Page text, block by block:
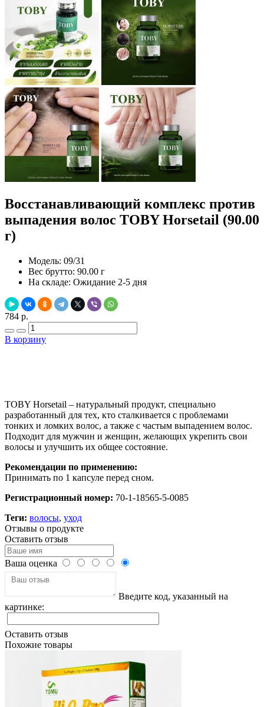
Восстанавливающий комплекс против
выпадения волос TOBY Horsetail (90.00
г)
Модель: 09/31
Вес брутто: 90.00 г
На складе: Ожидание 2-5 дня
784 р.
В корзину
TOBY Horsetail – натуральный продукт, специально
разработанный для тех, кто сталкивается с проблемами
тонких и ломких волос, а также с частым выпадением волос.
Подходит для мужчин и женщин, желающих укрепить свои
волосы и улучшить их общее состояние.
Рекомендации по применению:
Принимать по 1 капсуле перед сном.
Регистрационный номер: 70-1-18565-5-0085
Теги: волосы, уход
Отзывы о продукте
Оставить отзыв
Ваша оценка
Введите код, указанный на
картинке:
Оставить отзыв
Похожие товары